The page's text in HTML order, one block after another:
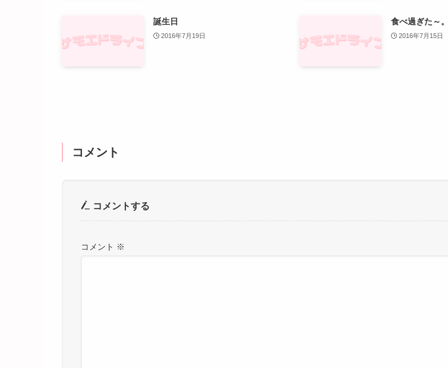
誕生日
2016年7月19日
食べ過ぎた～。
2016年7月15日
コメント
コメントする
コメント ※